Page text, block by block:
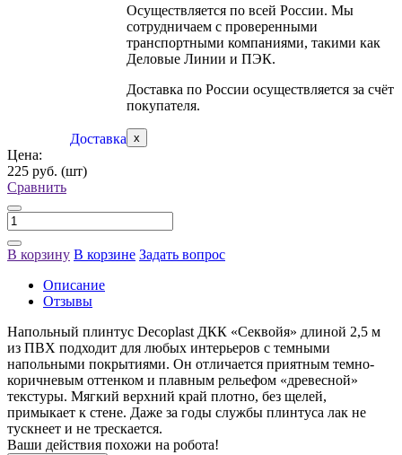
Доставка
Осуществляется по всей России. Мы
сотрудничаем с проверенными
транспортными компаниями, такими как
Деловые Линии и ПЭК.
Доставка по России осуществляется за счёт
покупателя.
x
Цена:
225 руб. (шт)
Сравнить
В корзину В корзине Задать вопрос
Описание
Отзывы
Напольный плинтус Decoplast ДКК «Секвойя» длиной 2,5 м
из ПВХ подходит для любых интерьеров с темными
напольными покрытиями. Он отличается приятным темно-
коричневым оттенком и плавным рельефом «древесной»
текстуры. Мягкий верхний край плотно, без щелей,
примыкает к стене. Даже за годы службы плинтуса лак не
тускнеет и не трескается.
Ваши действия похожи на робота!